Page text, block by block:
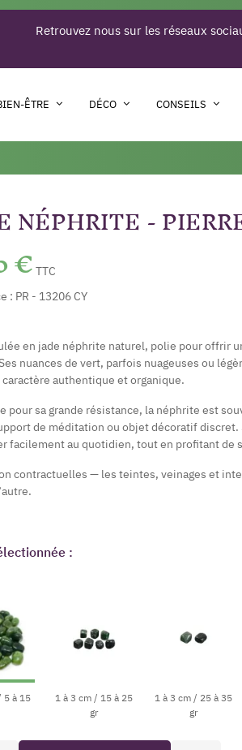
Retrouvez nous sur les réseaux
ÊTRE DÉCO CONSEILS
NÉPHRITE -
€ TTC
: PR - 13206 CY
en jade néphrite naturel, polie pour offrir
nuances de vert, parfois nuageuses ou
authentique et organique.
pour sa grande résistance, la néphrite est
de méditation ou objet décoratif
facilement au quotidien, tout en profitant de
contractuelles — les teintes, veinages et
:
5 à 15
1 à 3 cm / 15 à 25
gr
1 à 3 cm / 25 à 35
gr